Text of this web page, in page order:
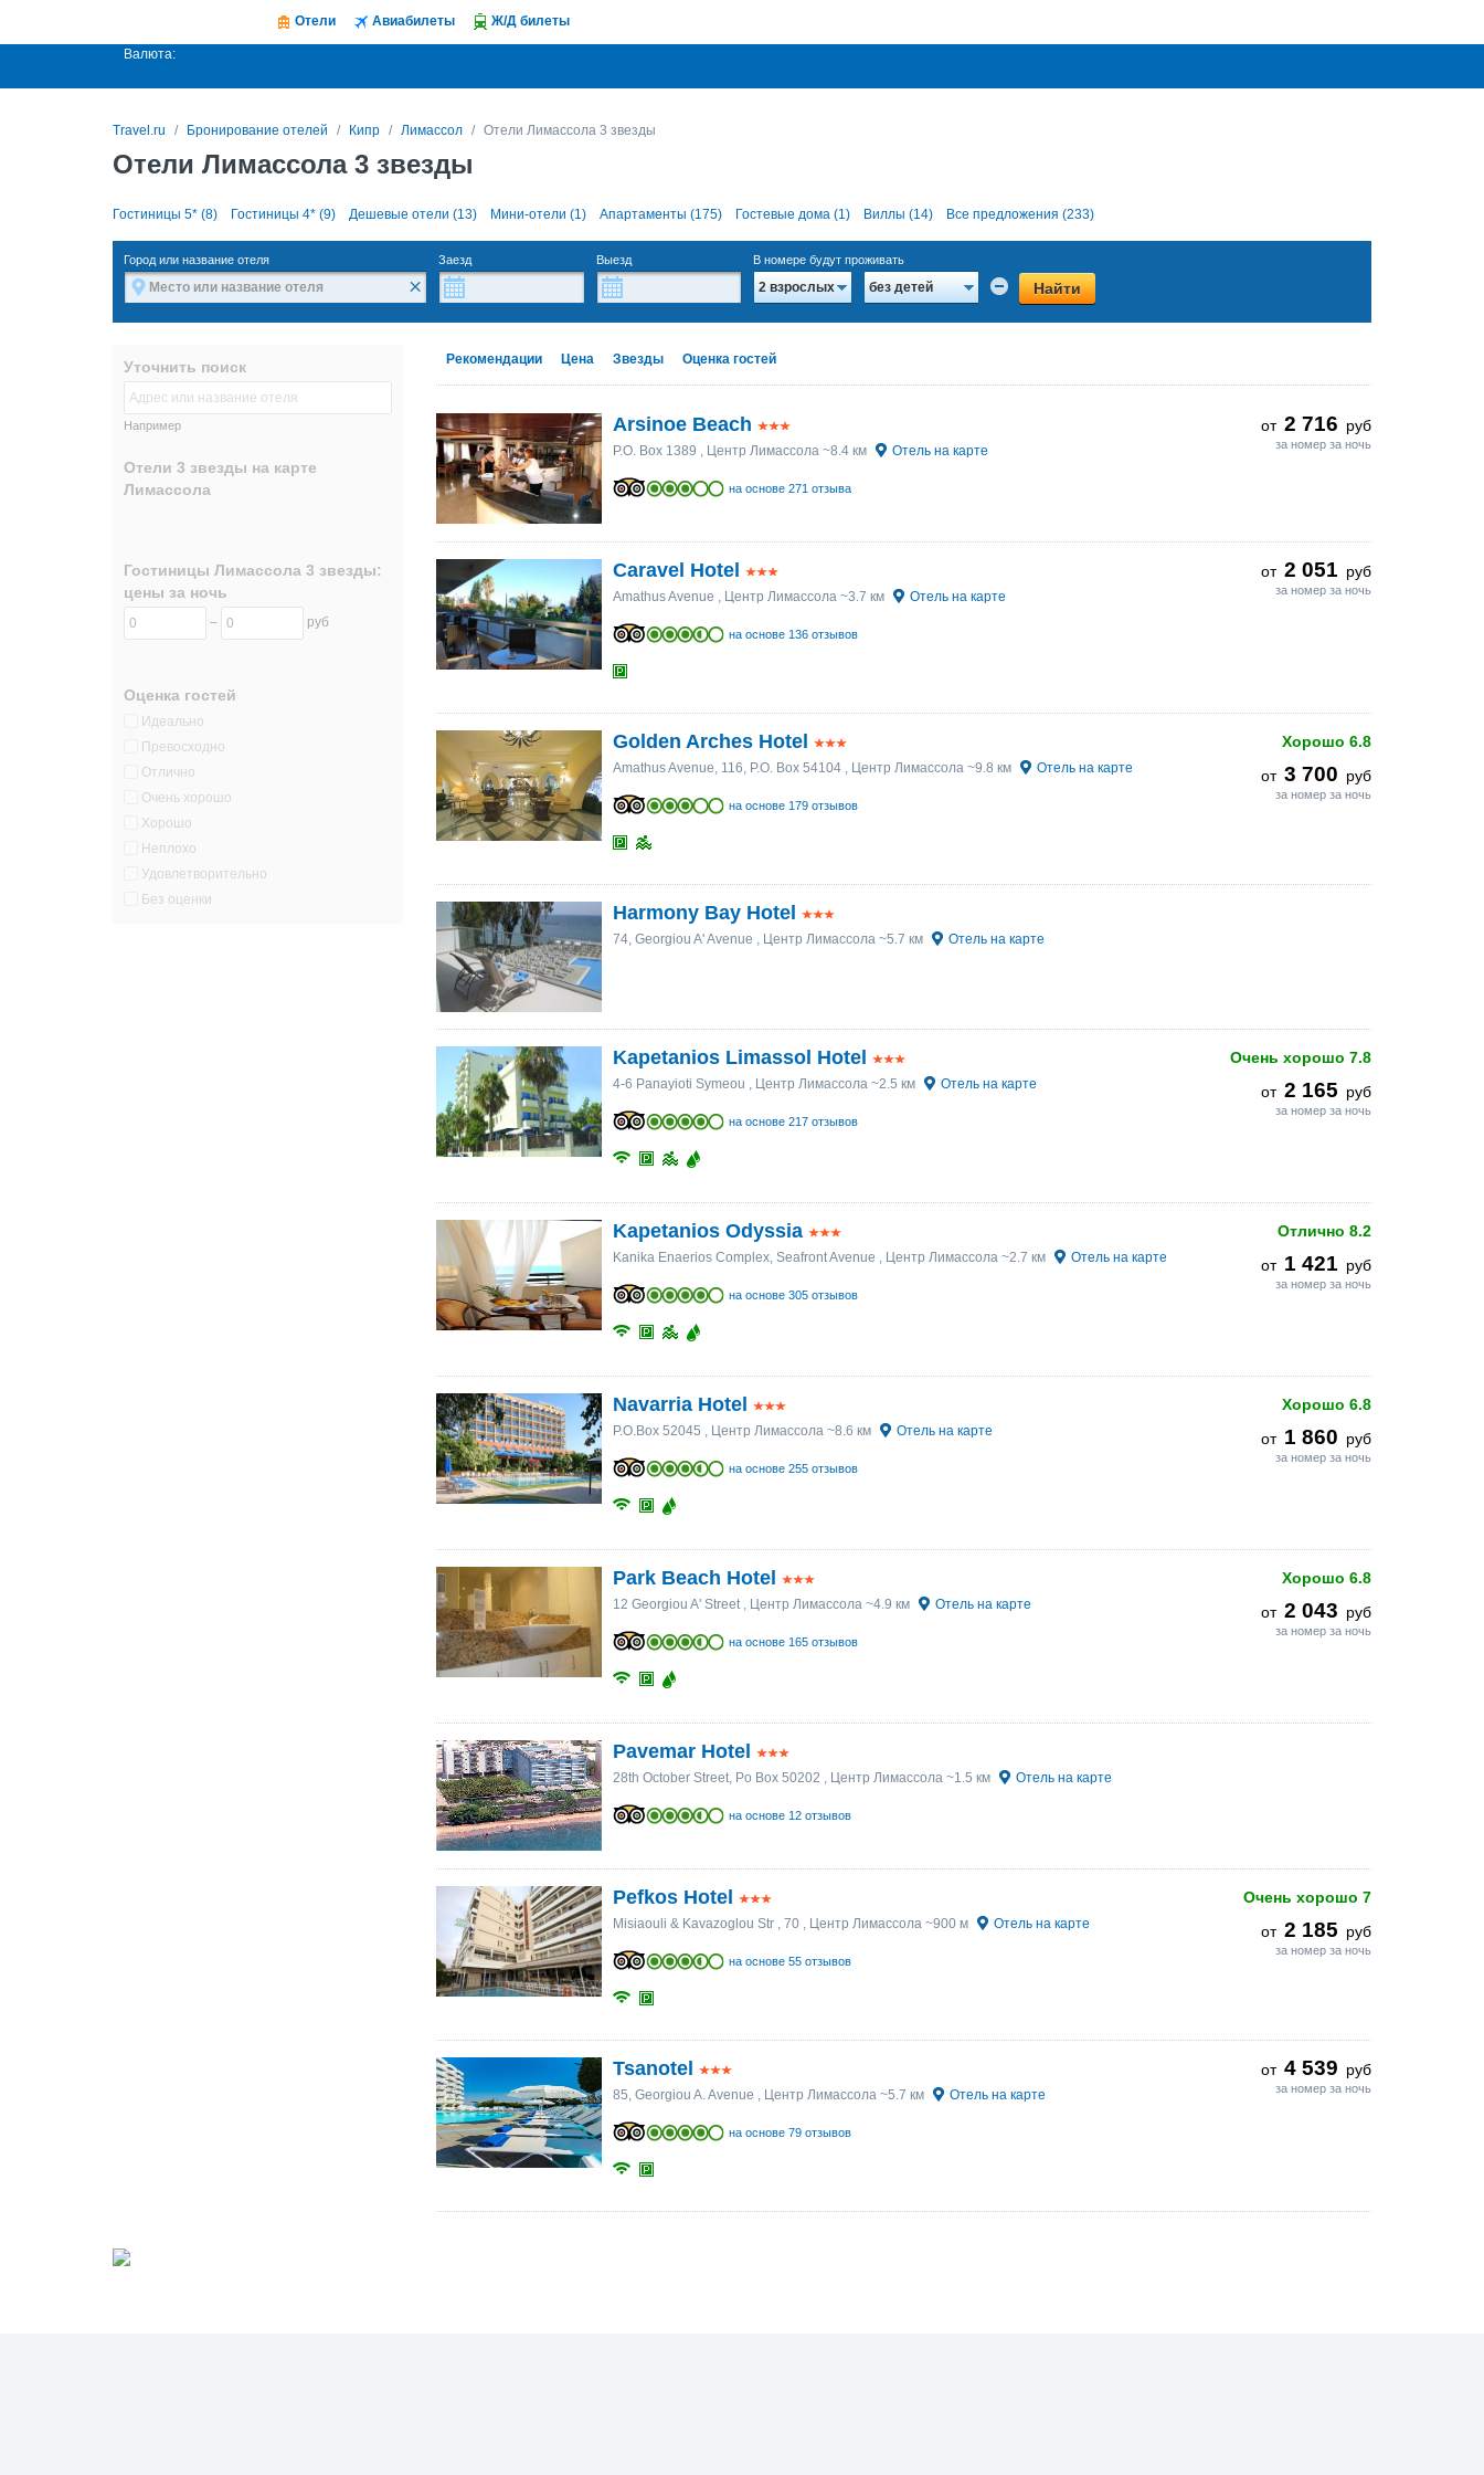
Отели Авиабилеты Ж/Д билеты
Валюта:
Travel.ru Бронирование отелей Кипр Лимассол Отели Лимассола 3 звезды
Отели Лимассола 3 звезды
Гостиницы 5* (8) Гостиницы 4* (9) Дешевые отели (13) Мини-отели (1) Апартаменты (175) Гостевые дома (1) Виллы (14) Все предложения (233)
Город или название отеля
×
Заезд Выезд В номере будут проживать
2 взрослых без детей Найти
Уточнить поиск
Например
Отели 3 звезды на карте
Лимассола
Гостиницы Лимассола 3 звезды:
цены за ночь
– руб
Оценка гостей
Идеально
Превосходно
Отлично
Очень хорошо
Хорошо
Неплохо
Удовлетворительно
Без оценки
Рекомендации Цена Звезды Оценка гостей
от 2 716 руб
за номер за ночь
Arsinoe Beach
P.O. Box 1389 , Центр Лимассола ~8.4 км Отель на карте
на основе 271 отзыва
от 2 051 руб
за номер за ночь
Caravel Hotel
Amathus Avenue , Центр Лимассола ~3.7 км Отель на карте
на основе 136 отзывов
Хорошо 6.8
от 3 700 руб
за номер за ночь
Golden Arches Hotel
Amathus Avenue, 116, P.O. Box 54104, Центр Лимассола ~9.8 км Отель на карте
на основе 179 отзывов
Harmony Bay Hotel
74, Georgiou A' Avenue , Центр Лимассола ~5.7 км Отель на карте
Очень хорошо 7.8
от 2 165 руб
за номер за ночь
Kapetanios Limassol Hotel
4-6 Panayioti Symeou , Центр Лимассола ~2.5 км Отель на карте
на основе 217 отзывов
Отлично 8.2
от 1 421 руб
за номер за ночь
Kapetanios Odyssia
Kanika Enaerios Complex, Seafront Avenue , Центр Лимассола ~2.7 км Отель на карте
на основе 305 отзывов
Хорошо 6.8
от 1 860 руб
за номер за ночь
Navarria Hotel
P.O.Box 52045 , Центр Лимассола ~8.6 км Отель на карте
на основе 255 отзывов
Хорошо 6.8
от 2 043 руб
за номер за ночь
Park Beach Hotel
12 Georgiou A' Street, Центр Лимассола ~4.9 км Отель на карте
на основе 165 отзывов
Pavemar Hotel
28th October Street, Po Box 50202 , Центр Лимассола ~1.5 км Отель на карте
на основе 12 отзывов
Очень хорошо 7
от 2 185 руб
за номер за ночь
Pefkos Hotel
Misiaouli & Kavazoglou Str , 70, Центр Лимассола ~900 м Отель на карте
на основе 55 отзывов
от 4 539 руб
за номер за ночь
Tsanotel
85, Georgiou A. Avenue , Центр Лимассола ~5.7 км Отель на карте
на основе 79 отзывов